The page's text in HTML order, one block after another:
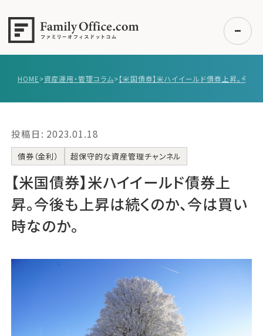
事例紹介
エキスパート一覧
無料講座
コラム
利用者の声
ファミリーオフィスとは
HOME>資産運用・管理コラム>
投稿日: 2023.01.18
債券（金利） 超保守的な資産管理チャンネル
【米国債券】米ハイイールド債券上
昇。今後も上昇は続くのか、今は買い
時なのか。